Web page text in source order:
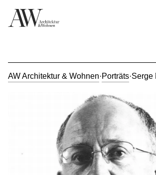
AW Architektur & Wohnen·Porträts·Serge